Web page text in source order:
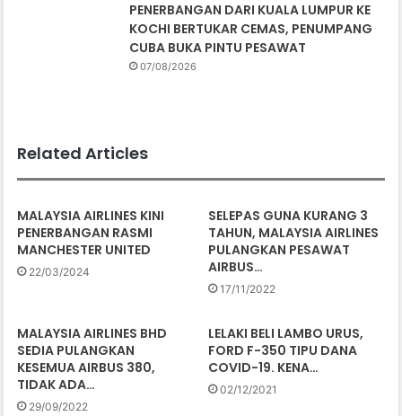
PENERBANGAN DARI KUALA LUMPUR KE
KOCHI BERTUKAR CEMAS, PENUMPANG
CUBA BUKA PINTU PESAWAT
07/08/2026
Related Articles
MALAYSIA AIRLINES KINI
PENERBANGAN RASMI
MANCHESTER UNITED
22/03/2024
SELEPAS GUNA KURANG 3
TAHUN, MALAYSIA AIRLINES
PULANGKAN PESAWAT
AIRBUS…
17/11/2022
MALAYSIA AIRLINES BHD
SEDIA PULANGKAN
KESEMUA AIRBUS 380,
TIDAK ADA…
29/09/2022
LELAKI BELI LAMBO URUS,
FORD F-350 TIPU DANA
COVID-19. KENA…
02/12/2021